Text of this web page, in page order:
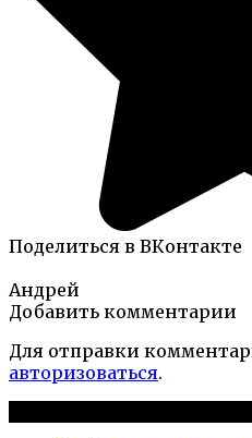
Поделиться в ВКонтакте
Андрей
Добавить комментарии
Для отправки
авторизоваться.